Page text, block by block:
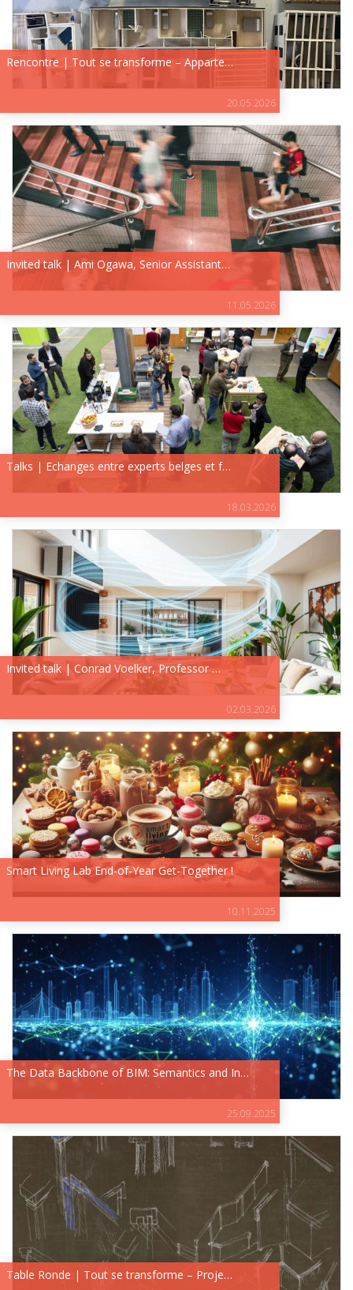
Rencontre | Tout se transforme – Apparte…
20.05.2026
Invited talk | Ami Ogawa, Senior Assistant…
11.05.2026
Talks | Echanges entre experts belges et f…
18.03.2026
Invited talk | Conrad Voelker, Professor …
02.03.2026
Smart Living Lab End-of-Year Get-Together !
10.11.2025
The Data Backbone of BIM: Semantics and In…
25.09.2025
Table Ronde | Tout se transforme – Proje…